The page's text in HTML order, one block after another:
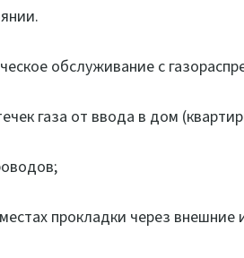
обслуживание с
газа от ввода в дом
прокладки через внешние